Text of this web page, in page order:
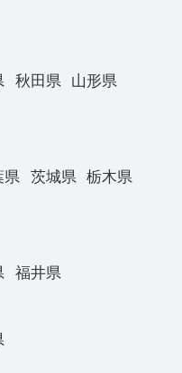
秋田県
山形県
県 茨城県
栃木県
福井県